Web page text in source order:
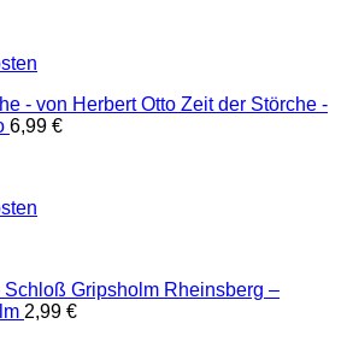
Zeit der Störche -
6,99 €
Rheinsberg –
2,99 €